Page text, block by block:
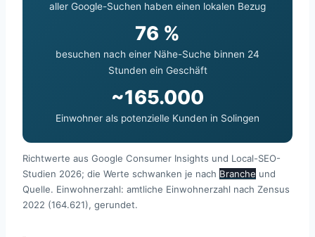
aller Google-Suchen haben einen lokalen Bezug
76 %
besuchen nach einer Nähe-Suche binnen 24
Stunden ein Geschäft
~165.000
Einwohner als potenzielle Kunden in Solingen
Richtwerte aus Google Consumer Insights und Local-SEO-
Studien 2026; die Werte schwanken je nach Branche und
Quelle. Einwohnerzahl: amtliche Einwohnerzahl nach Zensus
2022 (164.621), gerundet.